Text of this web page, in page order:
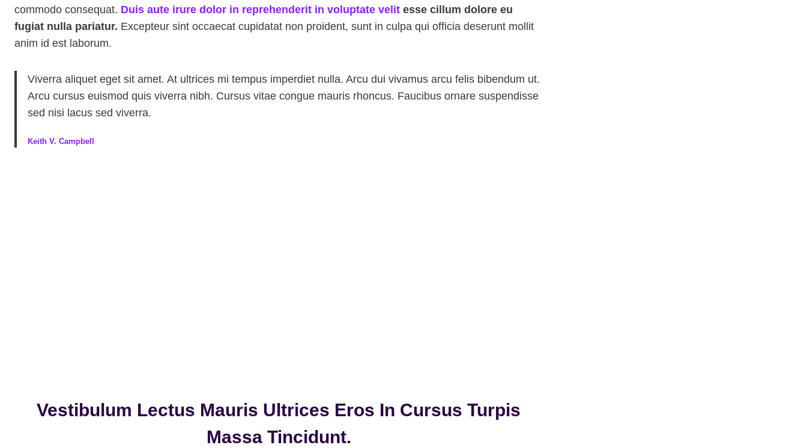
commodo consequat. Duis aute irure dolor in reprehenderit in voluptate velit esse cillum dolore eu
fugiat nulla pariatur. Excepteur sint occaecat cupidatat non proident, sunt in culpa qui officia deserunt mollit
anim id est laborum.
Viverra aliquet eget sit amet. At ultrices mi tempus imperdiet nulla. Arcu dui vivamus arcu felis bibendum ut.
Arcu cursus euismod quis viverra nibh. Cursus vitae congue mauris rhoncus. Faucibus ornare suspendisse
sed nisi lacus sed viverra.
Keith V. Campbell
Vestibulum Lectus Mauris Ultrices Eros In Cursus Turpis
Massa Tincidunt.